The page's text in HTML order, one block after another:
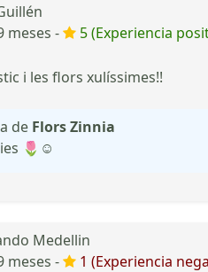
meses -
5 (Experiencia
i les flors xulíssimes!!
de Flors Zinnia
🌷☺️
Medellin
meses -
1 (Experiencia